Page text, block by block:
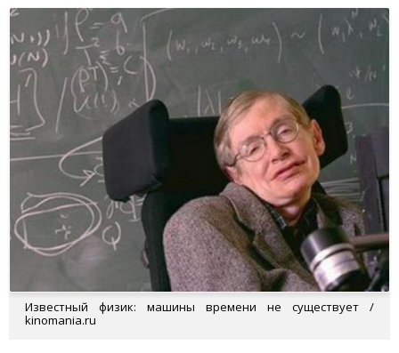
Известный физик: машины времени не существует /
kinomania.ru